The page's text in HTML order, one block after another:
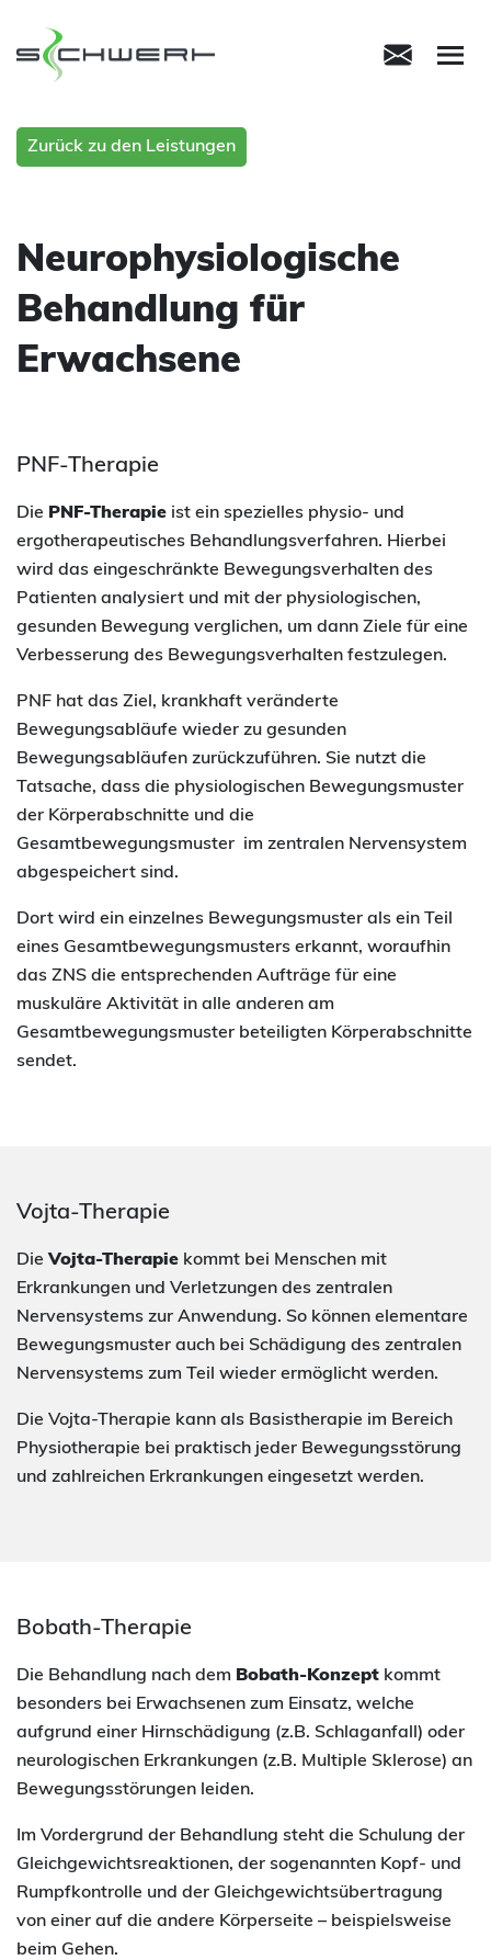
Zurück zu den Leistungen
Neurophysiologische
Behandlung für
Erwachsene
PNF-Therapie
Die PNF-Therapie ist ein spezielles physio- und
ergotherapeutisches Behandlungsverfahren. Hierbei
wird das eingeschränkte Bewegungsverhalten des
Patienten analysiert und mit der physiologischen,
gesunden Bewegung verglichen, um dann Ziele für eine
Verbesserung des Bewegungsverhalten festzulegen.
PNF hat das Ziel, krankhaft veränderte
Bewegungsabläufe wieder zu gesunden
Bewegungsabläufen zurückzuführen. Sie nutzt die
Tatsache, dass die physiologischen Bewegungsmuster
der Körperabschnitte und die
Gesamtbewegungsmuster im zentralen Nervensystem
abgespeichert sind.
Dort wird ein einzelnes Bewegungsmuster als ein Teil
eines Gesamtbewegungsmusters erkannt, woraufhin
das ZNS die entsprechenden Aufträge für eine
muskuläre Aktivität in alle anderen am
Gesamtbewegungsmuster beteiligten Körperabschnitte
sendet.
Vojta-Therapie
Die Vojta-Therapie kommt bei Menschen mit
Erkrankungen und Verletzungen des zentralen
Nervensystems zur Anwendung. So können elementare
Bewegungsmuster auch bei Schädigung des zentralen
Nervensystems zum Teil wieder ermöglicht werden.
Die Vojta-Therapie kann als Basistherapie im Bereich
Physiotherapie bei praktisch jeder Bewegungsstörung
und zahlreichen Erkrankungen eingesetzt werden.
Bobath-Therapie
Die Behandlung nach dem Bobath-Konzept kommt
besonders bei Erwachsenen zum Einsatz, welche
aufgrund einer Hirnschädigung (z.B. Schlaganfall) oder
neurologischen Erkrankungen (z.B. Multiple Sklerose) an
Bewegungsstörungen leiden.
Im Vordergrund der Behandlung steht die Schulung der
Gleichgewichtsreaktionen, der sogenannten Kopf- und
Rumpfkontrolle und der Gleichgewichtsübertragung
von einer auf die andere Körperseite – beispielsweise
beim Gehen.